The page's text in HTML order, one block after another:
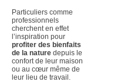
Particuliers comme
professionnels
cherchent en effet
l’inspiration pour
profiter des bienfaits
de la nature depuis le
confort de leur maison
ou au cœur même de
leur lieu de travail.